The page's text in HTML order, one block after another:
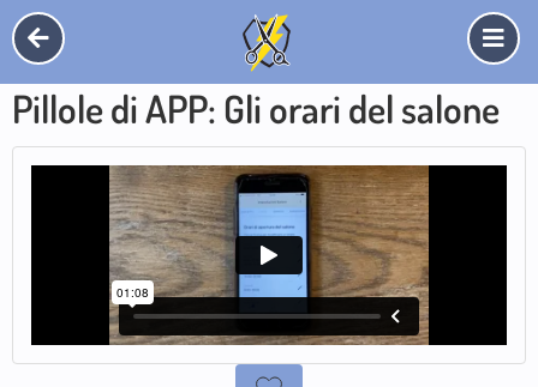
Pillole di APP: Gli orari del salone